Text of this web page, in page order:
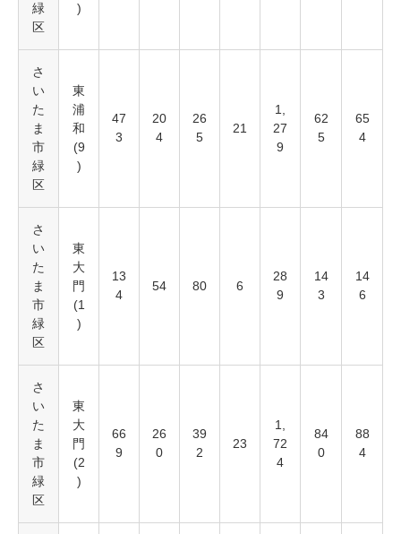
緑
区
)
さ
い
た
ま
市
緑
区
東
浦
和
(9
)
47
3
20
4
26
5
21
1,
27
9
62
5
65
4
さ
い
た
ま
市
緑
区
東
大
門
(1
)
13
4
54 80 6
28
9
14
3
14
6
さ
い
た
ま
市
緑
区
東
大
門
(2
)
66
9
26
0
39
2
23
1,
72
4
84
0
88
4